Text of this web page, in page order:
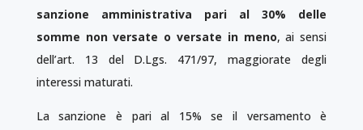
sanzione amministrativa pari al 30% delle
somme non versate o versate in meno, ai sensi
dell’art. 13 del D.Lgs. 471/97, maggiorate degli
interessi maturati.
La sanzione è pari al 15% se il versamento è